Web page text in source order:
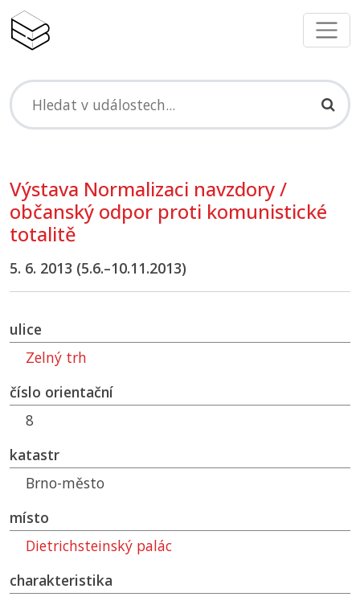
Výstava Normalizaci navzdory /
občanský odpor proti komunistické
totalitě
5. 6. 2013 (5.6.–10.11.2013)
ulice
Zelný trh
číslo orientační
8
katastr
Brno-město
místo
Dietrichsteinský palác
charakteristika